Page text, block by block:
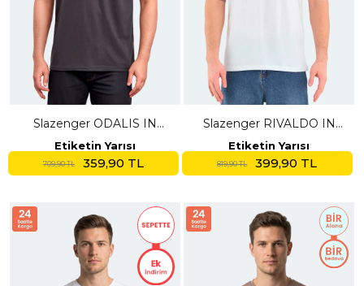
Slazenger ODALIS IN
Büyük Beden Erkek
Antrasit Tişört
Etiketin Yarısı
709,90 TL 359,90 TL
Slazenger RIVALDO IN
Erkek V Yaka Beyaz Tişört
Etiketin Yarısı
819,90 TL 399,90 TL